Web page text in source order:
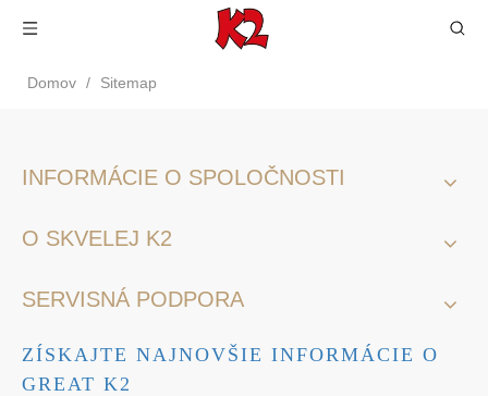
Domov / Sitemap
INFORMÁCIE O SPOLOČNOSTI
O SKVELEJ K2
SERVISNÁ PODPORA
ZÍSKAJTE NAJNOVŠIE INFORMÁCIE O
GREAT K2